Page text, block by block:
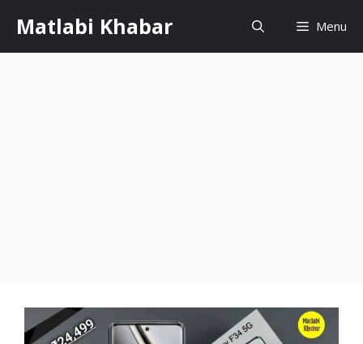
content
Matlabi Khabar Menu